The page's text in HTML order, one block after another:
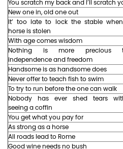
You scratch my back and I’ll scratch
New one in, old one out
It’ too late to lock the stable
horse is stolen
With age comes wisdom
Nothing is more precious
independence and freedom
Handsome is as handsome does
Never offer to teach fish to swim
To try to run before the one can walk
Nobody has ever shed tears
seeing a coffin
You get what you pay for
As strong as a horse
All roads lead to Rome
Good wine needs no bush